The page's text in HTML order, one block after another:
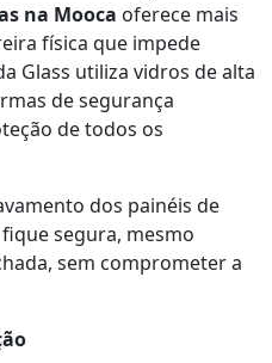
na Mooca oferece mais
física que impede
Glass utiliza vidros de alta
de segurança
de todos os
dos painéis de
segura, mesmo
sem comprometer a